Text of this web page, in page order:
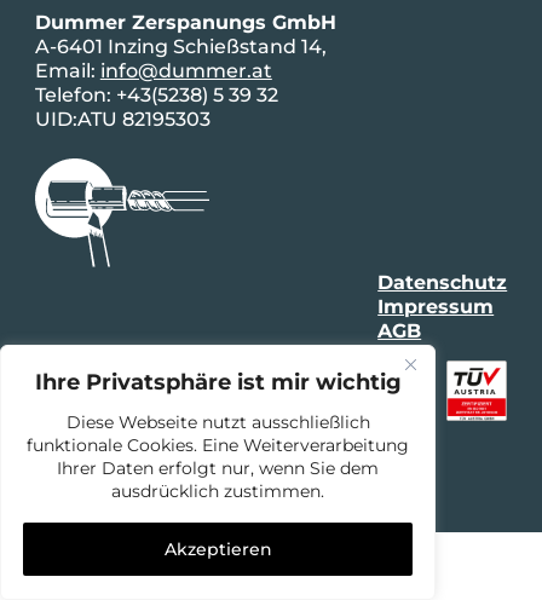
Ihre Privatsphäre ist mir wichtig
Diese Webseite nutzt ausschließlich
funktionale Cookies. Eine Weiterverarbeitung
Ihrer Daten erfolgt nur, wenn Sie dem
ausdrücklich zustimmen.
Akzeptieren
Dummer Zerspanungs GmbH
A-6401 Inzing Schießstand 14,
Email: info@dummer.at
Telefon: +43(5238) 5 39 32
UID:ATU 82195303
Datenschutz
Impressum
AGB